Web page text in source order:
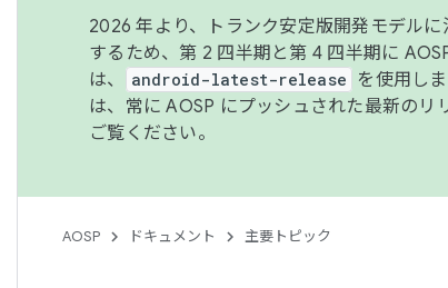
2026 年より、トランク安定版開発モデル
するため、第 2 四半期と第 4 四半期に
は、
android-latest-release を使用しま
は、常に AOSP にプッシュされた最新のリ
ご覧ください。
AOSP ドキュメント 主要トピック